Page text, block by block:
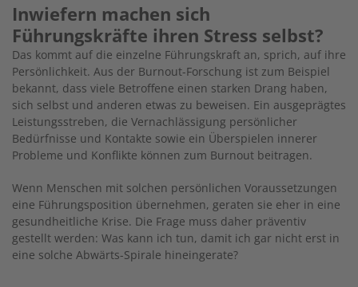
Inwiefern machen sich
Führungskräfte ihren Stress selbst?
Das kommt auf die einzelne Führungskraft an, sprich, auf ihre
Persönlichkeit. Aus der Burnout-Forschung ist zum Beispiel
bekannt, dass viele Betroffene einen starken Drang haben,
sich selbst und anderen etwas zu beweisen. Ein ausgeprägtes
Leistungsstreben, die Vernachlässigung persönlicher
Bedürfnisse und Kontakte sowie ein Überspielen innerer
Probleme und Konflikte können zum Burnout beitragen.
Wenn Menschen mit solchen persönlichen Voraussetzungen
eine Führungsposition übernehmen, geraten sie eher in eine
gesundheitliche Krise. Die Frage muss daher präventiv
gestellt werden: Was kann ich tun, damit ich gar nicht erst in
eine solche Abwärts-Spirale hineingerate?